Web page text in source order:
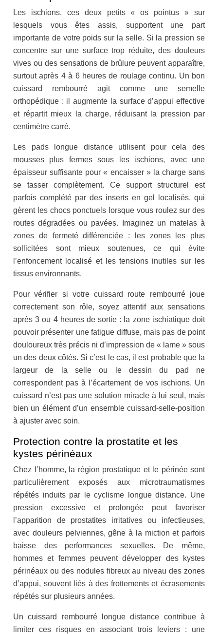
Les ischions, ces deux petits « os pointus » sur
lesquels vous êtes assis, supportent une part
importante de votre poids sur la selle. Si la pression se
concentre sur une surface trop réduite, des douleurs
vives ou des sensations de brûlure peuvent apparaître,
surtout après 4 à 6 heures de roulage continu. Un bon
cuissard rembourré agit comme une semelle
orthopédique : il augmente la surface d’appui effective
et répartit mieux la charge, réduisant la pression par
centimètre carré.
Les pads longue distance utilisent pour cela des
mousses plus fermes sous les ischions, avec une
épaisseur suffisante pour « encaisser » la charge sans
se tasser complètement. Ce support structurel est
parfois complété par des inserts en gel localisés, qui
gèrent les chocs ponctuels lorsque vous roulez sur des
routes dégradées ou pavées. Imaginez un matelas à
zones de fermeté différenciée : les zones les plus
sollicitées sont mieux soutenues, ce qui évite
l’enfoncement localisé et les tensions inutiles sur les
tissus environnants.
Pour vérifier si votre cuissard route rembourré joue
correctement son rôle, soyez attentif aux sensations
après 3 ou 4 heures de sortie : la zone ischiatique doit
pouvoir présenter une fatigue diffuse, mais pas de point
douloureux très précis ni d’impression de « lame » sous
un des deux côtés. Si c’est le cas, il est probable que la
largeur de la selle ou le dessin du pad ne
correspondent pas à l’écartement de vos ischions. Un
cuissard n’est pas une solution miracle à lui seul, mais
bien un élément d’un ensemble cuissard-selle-position
à ajuster avec soin.
Protection contre la prostatite et les
kystes périnéaux
Chez l’homme, la région prostatique et le périnée sont
particulièrement exposés aux microtraumatismes
répétés induits par le cyclisme longue distance. Une
pression excessive et prolongée peut favoriser
l’apparition de prostatites irritatives ou infectieuses,
avec douleurs pelviennes, gêne à la miction et parfois
baisse des performances sexuelles. De même,
hommes et femmes peuvent développer des kystes
périnéaux ou des nodules fibreux au niveau des zones
d’appui, souvent liés à des frottements et écrasements
répétés sur plusieurs années.
Un cuissard rembourré longue distance contribue à
limiter ces risques en associant trois leviers : une